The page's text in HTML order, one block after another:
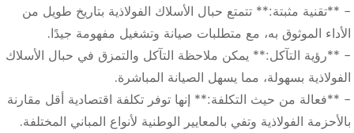
- **تقنية مثبتة:** تتمتع حبال الأسلاك الفولاذية بتاريخ طويل من
الأداء الموثوق به، مع متطلبات صيانة وتشغيل مفهومة جيدًا.
- **رؤية التآكل:** يمكن ملاحظة التآكل والتمزق في حبال الأسلاك
الفولاذية بسهولة، مما يسهل الصيانة المباشرة.
- **فعالة من حيث التكلفة:** إنها توفر تكلفة اقتصادية أقل مقارنة
بالأحزمة الفولاذية وتفي بالمعايير الوطنية لأنواع المباني المختلفة.